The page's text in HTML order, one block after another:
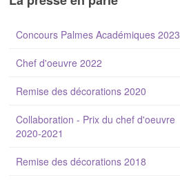
Concours Palmes Académiques 2023
Chef d'oeuvre 2022
Remise des décorations 2020
Collaboration - Prix du chef d'oeuvre
2020-2021
Remise des décorations 2018